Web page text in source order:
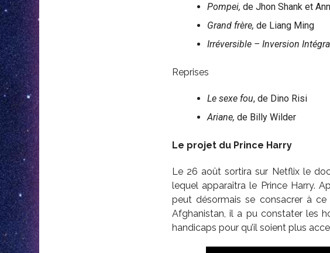
Pompei, de Jhon Shank et
Grand frère, de Liang Ming
Irréversible – Inversion
Reprises
Le sexe fou, de Dino Risi
Ariane, de Billy Wilder
Le projet du Prince Harry
Le 26 août sortira sur Netflix le
lequel apparaîtra le Prince Harry.
peut désormais se consacrer à
Afghanistan, il a pu constater les
handicaps pour qu’il soient plus